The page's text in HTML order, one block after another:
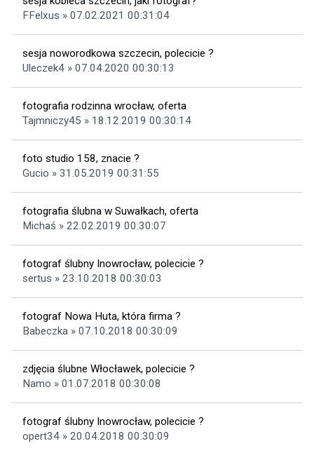
FFelxus » 07.02.2021 00:31:04
sesja noworodkowa szczecin, polecicie ?
Uleczek4 » 07.04.2020 00:30:13
fotografia rodzinna wrocław, oferta
Tajmniczy45 » 18.12.2019 00:30:14
foto studio 158, znacie ?
Gucio » 31.05.2019 00:31:55
fotografia ślubna w Suwałkach, oferta
Michaś » 22.02.2019 00:30:07
fotograf ślubny Inowrocław, polecicie ?
sertus » 23.10.2018 00:30:03
fotograf Nowa Huta, która firma ?
Babeczka » 07.10.2018 00:30:09
zdjęcia ślubne Włocławek, polecicie ?
Namo » 01.07.2018 00:30:08
fotograf ślubny Inowrocław, polecicie ?
opert34 » 20.04.2018 00:30:09